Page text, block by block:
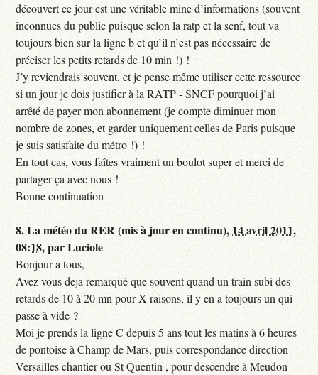
découvert ce jour est une véritable mine d’informations (souvent
inconnues du public puisque selon la ratp et la scnf, tout va
toujours bien sur la ligne b et qu’il n’est pas nécessaire de
préciser les petits retards de 10 min !) !
J’y reviendrais souvent, et je pense même utiliser cette ressource
si un jour je dois justifier à la RATP - SNCF pourquoi j’ai
arrêté de payer mon abonnement (je compte diminuer mon
nombre de zones, et garder uniquement celles de Paris puisque
je suis satisfaite du métro !) !
En tout cas, vous faîtes vraiment un boulot super et merci de
partager ça avec nous !
Bonne continuation
8.La météo du RER (mis à jour en continu), 14 avril 2011,
08:18,parLuciole
Bonjour a tous,
Avez vous deja remarqué que souvent quand un train subi des
retards de 10 à 20 mn pour X raisons, il y en a toujours un qui
passe à vide ?
Moi je prends la ligne C depuis 5 ans tout les matins à 6 heures
de pontoise à Champ de Mars, puis correspondance direction
Versailles chantier ou St Quentin , pour descendre à Meudon